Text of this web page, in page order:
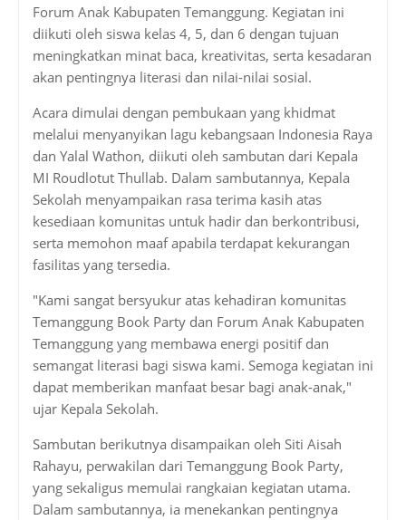
Forum Anak Kabupaten Temanggung. Kegiatan ini
diikuti oleh siswa kelas 4, 5, dan 6 dengan tujuan
meningkatkan minat baca, kreativitas, serta kesadaran
akan pentingnya literasi dan nilai-nilai sosial.
Acara dimulai dengan pembukaan yang khidmat
melalui menyanyikan lagu kebangsaan Indonesia Raya
dan Yalal Wathon, diikuti oleh sambutan dari Kepala
MI Roudlotut Thullab. Dalam sambutannya, Kepala
Sekolah menyampaikan rasa terima kasih atas
kesediaan komunitas untuk hadir dan berkontribusi,
serta memohon maaf apabila terdapat kekurangan
fasilitas yang tersedia.
"Kami sangat bersyukur atas kehadiran komunitas
Temanggung Book Party dan Forum Anak Kabupaten
Temanggung yang membawa energi positif dan
semangat literasi bagi siswa kami. Semoga kegiatan ini
dapat memberikan manfaat besar bagi anak-anak,"
ujar Kepala Sekolah.
Sambutan berikutnya disampaikan oleh Siti Aisah
Rahayu, perwakilan dari Temanggung Book Party,
yang sekaligus memulai rangkaian kegiatan utama.
Dalam sambutannya, ia menekankan pentingnya